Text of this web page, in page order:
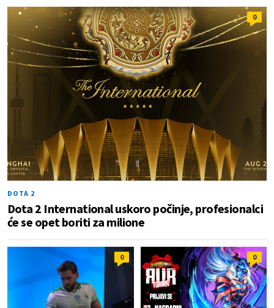
0
DOTA 2
Dota 2 International uskoro počinje, profesionalci
će se opet boriti za milione
0 0